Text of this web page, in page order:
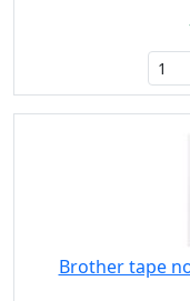
Brother tape